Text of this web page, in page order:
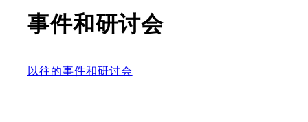
事件和研讨会
以往的事件和研讨会